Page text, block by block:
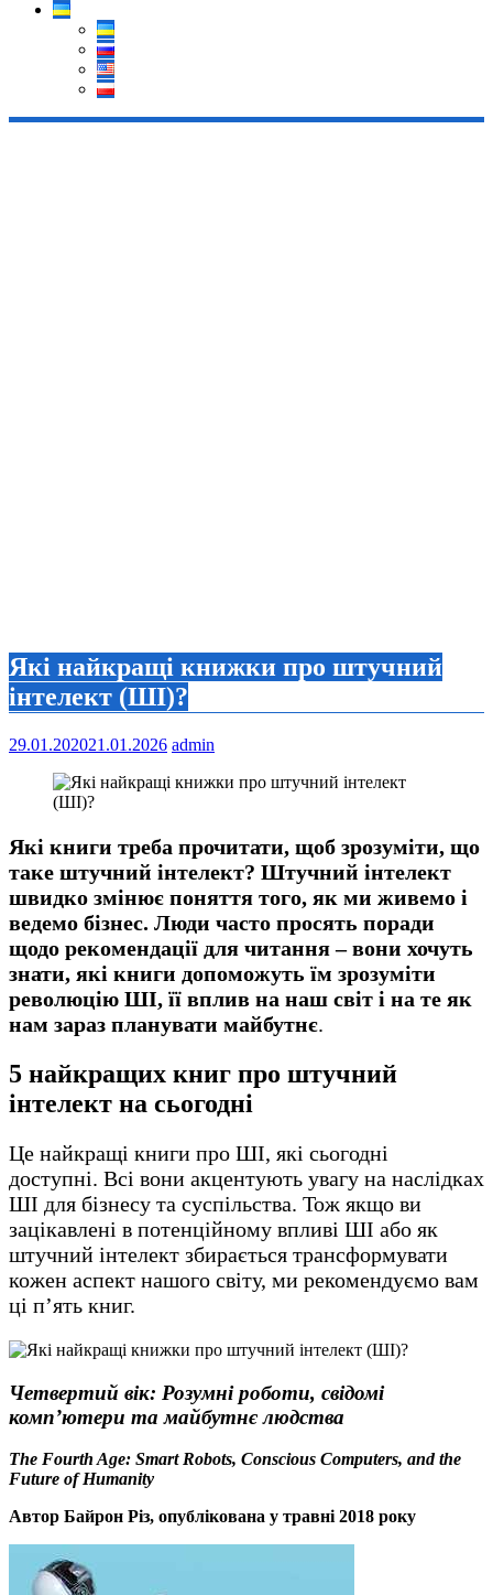
Які найкращі книжки про штучний
інтелект (ШІ)?
29.01.202021.01.2026 admin
Які книги треба прочитати, щоб зрозуміти, що
таке штучний інтелект? Штучний інтелект
швидко змінює поняття того, як ми живемо і
ведемо бізнес. Люди часто просять поради
щодо рекомендації для читання – вони хочуть
знати, які книги допоможуть їм зрозуміти
революцію ШІ, її вплив на наш світ і на те як
нам зараз планувати майбутнє.
5 найкращих книг про штучний
інтелект на сьогодні
Це найкращі книги про ШІ, які сьогодні
доступні. Всі вони акцентують увагу на наслідках
ШІ для бізнесу та суспільства. Тож якщо ви
зацікавлені в потенційному впливі ШІ або як
штучний інтелект збирається трансформувати
кожен аспект нашого світу, ми рекомендуємо вам
ці п’ять книг.
Четвертий вік: Розумні роботи, свідомі
комп’ютери та майбутнє людства
The Fourth Age: Smart Robots, Conscious Computers, and the
Future of Humanity
Автор Байрон Різ, опублікована у травні 2018 року